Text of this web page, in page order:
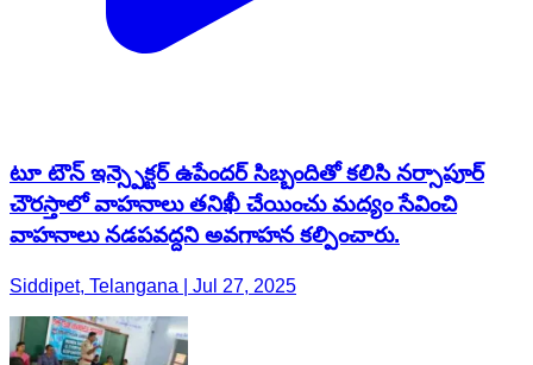
టూ టౌన్ ఇన్స్పెక్టర్ ఉపేందర్ సిబ్బందితో కలిసి నర్సాపూర్
చౌరస్తాలో వాహనాలు తనిఖీ చేయించు మద్యం సేవించి
వాహనాలు నడపవద్దని అవగాహన కల్పించారు.
Siddipet, Telangana | Jul 27, 2025